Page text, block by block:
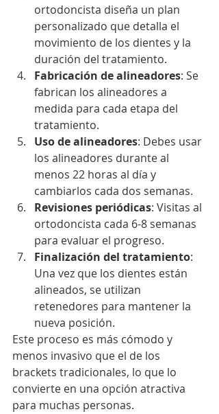
ortodoncista diseña un plan
personalizado que detalla el
movimiento de los dientes y la
duración del tratamiento.
Fabricación de alineadores: Se
fabrican los alineadores a
medida para cada etapa del
tratamiento.
Uso de alineadores: Debes usar
los alineadores durante al
menos 22 horas al día y
cambiarlos cada dos semanas.
Revisiones periódicas: Visitas al
ortodoncista cada 6-8 semanas
para evaluar el progreso.
Finalización del tratamiento:
Una vez que los dientes están
alineados, se utilizan
retenedores para mantener la
nueva posición.
Este proceso es más cómodo y
menos invasivo que el de los
brackets tradicionales, lo que lo
convierte en una opción atractiva
para muchas personas.